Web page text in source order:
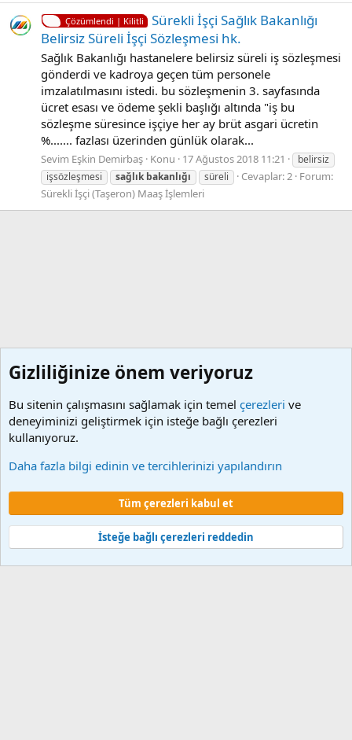
Çözümlendi | Kilitli
Sürekli İşçi Sağlık Bakanlığı
Belirsiz Süreli İşçi Sözleşmesi hk.
Sağlık Bakanlığı hastanelere belirsiz süreli iş sözleşmesi
gönderdi ve kadroya geçen tüm personele
imzalatılmasını istedi. bu sözleşmenin 3. sayfasında
ücret esası ve ödeme şekli başlığı altında "iş bu
sözleşme süresince işçiye her ay brüt asgari ücretin
%....... fazlası üzerinden günlük olarak...
Sevim Eşkin Demirbaş Konu 17 Ağustos 2018 11:21
belirsiz
işsözleşmesi
sağlık bakanlığı süreli Cevaplar: 2 Forum:
Sürekli İşçi (Taşeron) Maaş İşlemleri
Çerezler
Şartlar ve kurallar
Gizlilik politikası Yardım Ana sayfa
Community platform by XenForo © 2010-2024 XenForo Ltd.
Türkçe yama 🇹🇷 [XGT] Yazılım ve web hizmetleri 2014-2024
Gizliliğinize önem veriyoruz
Bu sitenin çalışmasını sağlamak için temel çerezleri ve
deneyiminizi geliştirmek için isteğe bağlı çerezleri
kullanıyoruz.
Daha fazla bilgi edinin ve tercihlerinizi yapılandırın
Tüm çerezleri kabul et
İsteğe bağlı çerezleri reddedin